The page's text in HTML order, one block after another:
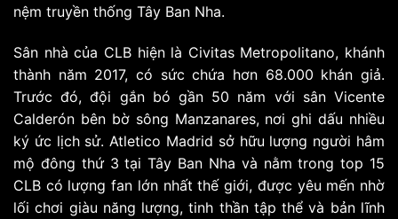
nệm truyền thống Tây Ban Nha.
Sân nhà của CLB hiện là Civitas Metropolitano, khánh
thành năm 2017, có sức chứa hơn 68.000 khán giả.
Trước đó, đội gắn bó gần 50 năm với sân Vicente
Calderón bên bờ sông Manzanares, nơi ghi dấu nhiều
ký ức lịch sử. Atletico Madrid sở hữu lượng người hâm
mộ đông thứ 3 tại Tây Ban Nha và nằm trong top 15
CLB có lượng fan lớn nhất thế giới, được yêu mến nhờ
lối chơi giàu năng lượng, tinh thần tập thể và bản lĩnh